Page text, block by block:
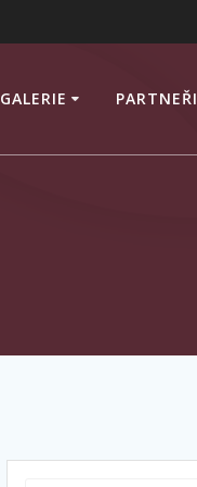
GALERIE PARTNEŘI